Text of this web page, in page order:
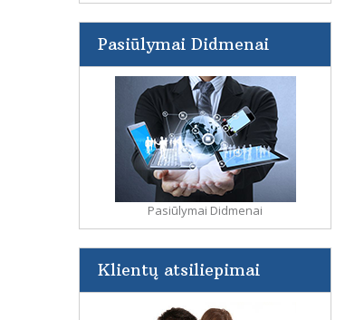
Pasiūlymai Didmenai
Pasiūlymai Didmenai
Klientų atsiliepimai